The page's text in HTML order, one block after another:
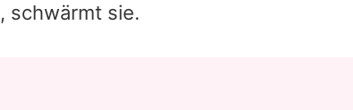
, schwärmt sie.